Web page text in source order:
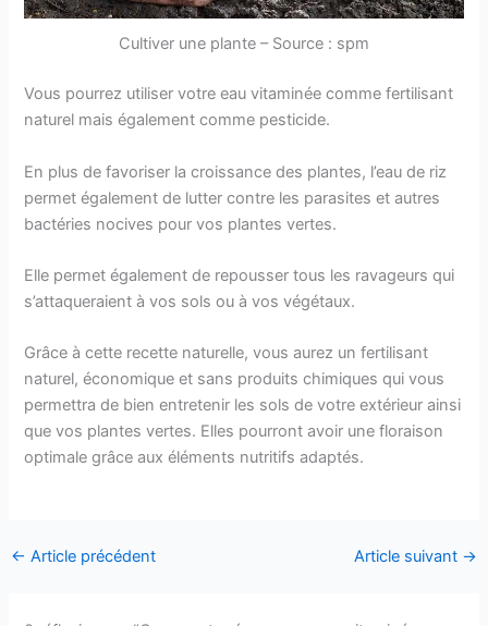
Cultiver une plante – Source : spm
Vous pourrez utiliser votre eau vitaminée comme fertilisant
naturel mais également comme pesticide.
En plus de favoriser la croissance des plantes, l’eau de riz
permet également de lutter contre les parasites et autres
bactéries nocives pour vos plantes vertes.
Elle permet également de repousser tous les ravageurs qui
s’attaqueraient à vos sols ou à vos végétaux.
Grâce à cette recette naturelle, vous aurez un fertilisant
naturel, économique et sans produits chimiques qui vous
permettra de bien entretenir les sols de votre extérieur ainsi
que vos plantes vertes. Elles pourront avoir une floraison
optimale grâce aux éléments nutritifs adaptés.
← Article précédent Article suivant →